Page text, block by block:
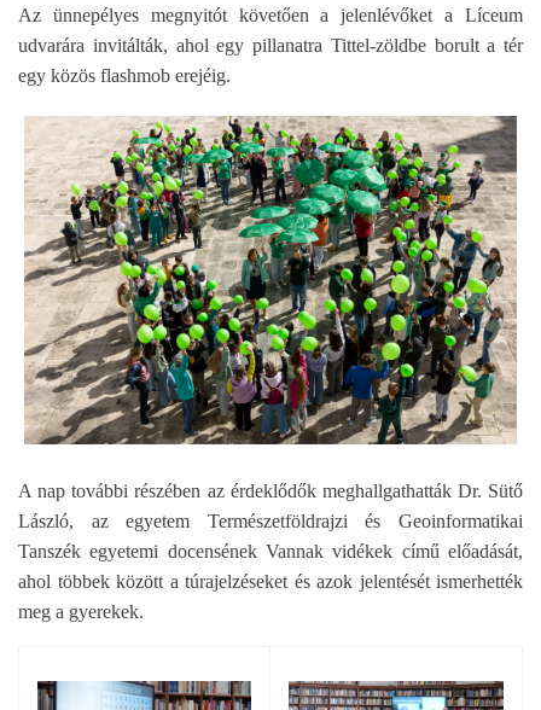
Az ünnepélyes megnyitót követően a jelenlévőket a Líceum
udvarára invitálták, ahol egy pillanatra Tittel-zöldbe borult a tér
egy közös flashmob erejéig.
Ábra képaláírással: A Líceum udvaron állnak felnőttek
A nap további részében az érdeklődők meghallgathatták Dr. Sütő
László, az egyetem Természetföldrajzi és Geoinformatikai
Tanszék egyetemi docensének Vannak vidékek című előadását,
ahol többek között a túrajelzéseket és azok jelentését ismerhették
meg a gyerekek.
Ábra képaláírással: Egy férfi mutat egy vetítőre amin
Ábra képaláírással: Egy